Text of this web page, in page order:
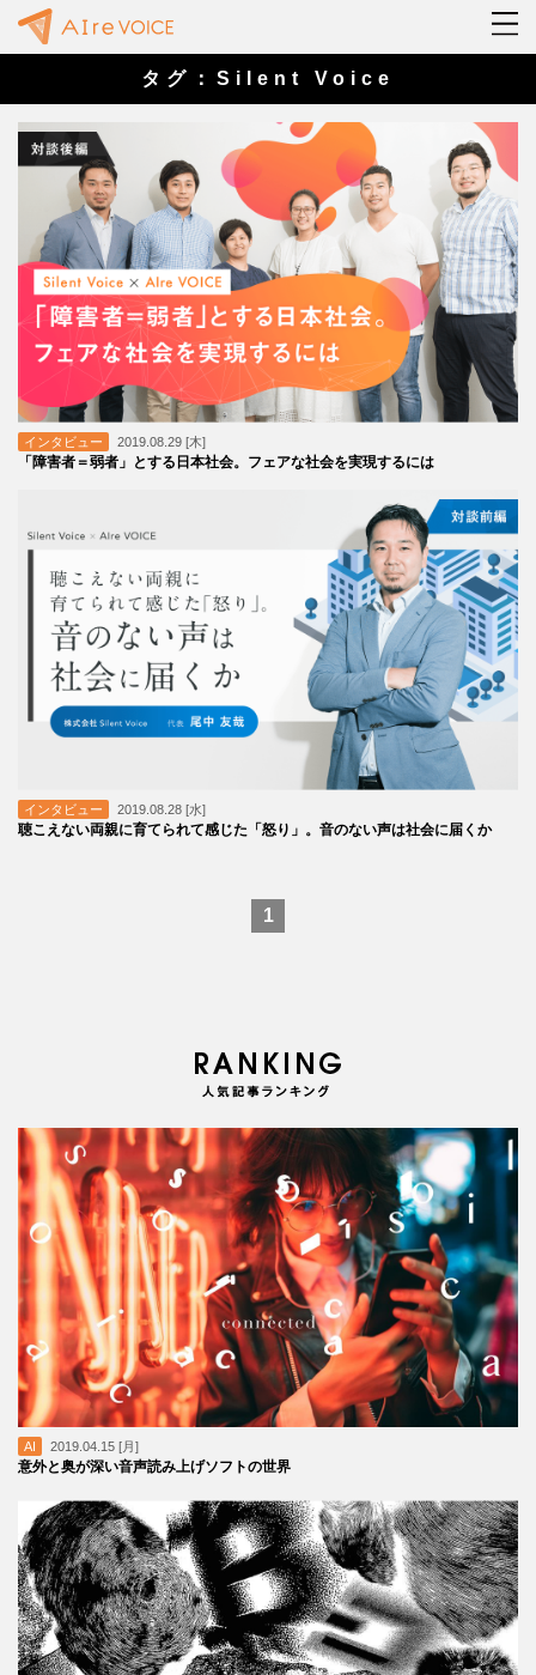
タグ：Silent Voice
インタビュー 2019.08.29 [木]
「障害者＝弱者」とする日本社会。フェアな社会を実現するには
インタビュー 2019.08.28 [水]
聴こえない両親に育てられて感じた「怒り」。音のない声は社会に届くか
1
AI 2019.04.15 [月]
意外と奥が深い音声読み上げソフトの世界